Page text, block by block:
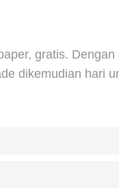
gratis.
dikemudian hari